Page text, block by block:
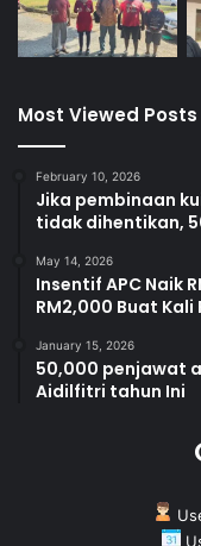
Most Viewed Posts
February 10, 2026
Jika pembinaan
tidak dihentikan,
May 14, 2026
Insentif APC Naik
RM2,000 Buat
January 15, 2026
50,000 penjawat
Aidilfitri tahun Ini